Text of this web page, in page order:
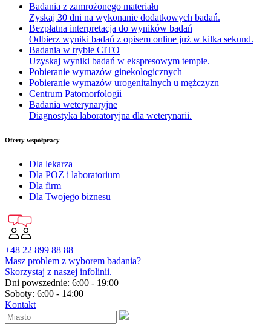
Badania z zamrożonego materiału
Zyskaj 30 dni na wykonanie dodatkowych badań.
Bezpłatna interpretacja do wyników badań
Odbierz wyniki badań z opisem online już w kilka sekund.
Badania w trybie CITO
Uzyskaj wyniki badań w ekspresowym tempie.
Pobieranie wymazów ginekologicznych
Pobieranie wymazów urogenitalnych u mężczyzn
Centrum Patomorfologii
Badania weterynaryjne
Diagnostyka laboratoryjna dla weterynarii.
Oferty współpracy
Dla lekarza
Dla POZ i laboratorium
Dla firm
Dla Twojego biznesu
+48 22 899 88 88
Masz problem z wyborem badania?
Skorzystaj z naszej infolinii.
Dni powszednie: 6:00 - 19:00
Soboty: 6:00 - 14:00
Kontakt